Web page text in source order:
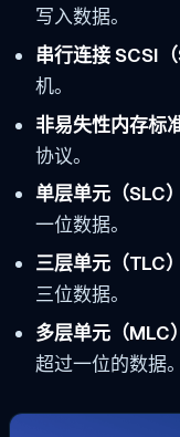
写入数据。
串行连接 SCSI（
机。
非易失性内存标
协议。
单层单元（SLC）
一位数据。
三层单元（TLC）
三位数据。
多层单元（MLC）
超过一位的数据。